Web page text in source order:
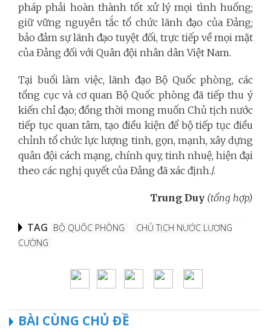
pháp phải hoàn thành tốt xử lý mọi tình huống;
giữ vững nguyên tắc tổ chức lãnh đạo của Đảng;
bảo đảm sự lãnh đạo tuyệt đối, trực tiếp về mọi mặt
của Đảng đối với Quân đội nhân dân Việt Nam.
Tại buổi làm việc, lãnh đạo Bộ Quốc phòng, các
tổng cục và cơ quan Bộ Quốc phòng đã tiếp thu ý
kiến chỉ đạo; đồng thời mong muốn Chủ tịch nước
tiếp tục quan tâm, tạo điều kiện để bộ tiếp tục điều
chỉnh tổ chức lực lượng tinh, gọn, mạnh, xây dựng
quân đội cách mạng, chính quy, tinh nhuệ, hiện đại
theo các nghị quyết của Đảng đã xác định./.
Trung Duy (tổng hợp)
TAG BỘ QUỐC PHÒNG
CHỦ TỊCH NƯỚC LƯƠNG
CƯỜNG
BÀI CÙNG CHỦ ĐỀ